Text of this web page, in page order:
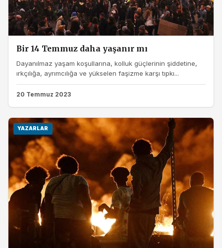
Bir 14 Temmuz daha yaşanır mı
Dayanılmaz yaşam koşullarına, kolluk güçlerinin şiddetine,
ırkçılığa, ayrımcılığa ve yükselen faşizme karşı tıpkı...
20 Temmuz 2023
YAZARLAR